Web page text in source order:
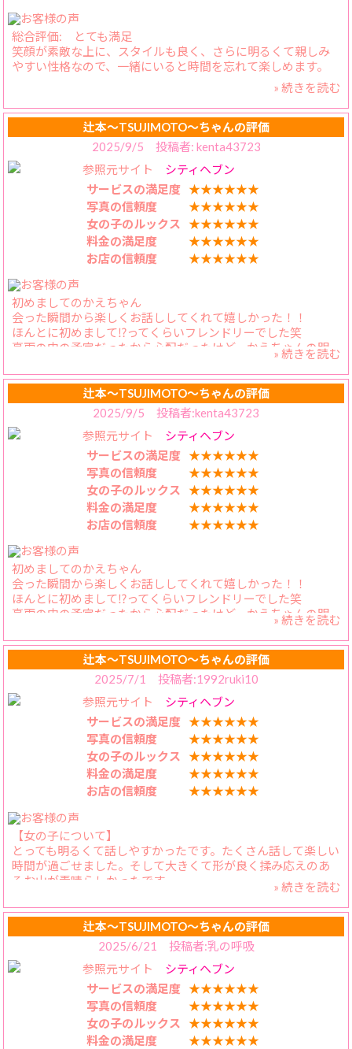
総合評価: とても満足
笑顔が素敵な上に、スタイルも良く、さらに明るくて親しみ
やすい性格なので、一緒にいると時間を忘れて楽しめます。
​加えてスタイルが良く、特に大きなおっぱいは目を引きま
す。色白で、清潔感があります。
性格: とても明るい性格で、愛嬌があります。誰とでもすぐ
に仲良くなれるので、初めて会う人でも安心して楽しめま
サービス: イチャイチャから本気モードへ移行すると別人
か？というぐらい濃厚なサービスがはじまります。
そのギャップにハマりそうです。
» 続きを読む
辻本〜TSUJIMOTO〜ちゃんの評価
2025/9/5 投稿者: kenta43723
参照元サイト シティヘブン
サービスの満足度
★★★★★★
写真の信頼度
★★★★★★
女の子のルックス
★★★★★★
料金の満足度
★★★★★★
お店の信頼度
★★★★★★
初めましてのかえちゃん
会った瞬間から楽しくお話ししてくれて嬉しかった！！
ほんとに初めまして⁉︎ってくらいフレンドリーでした笑
豪雨の中の予定だったから心配だったけど、かえちゃんの明
るさのおかげか来る時は雨も止んで濡れなかったみたいでよ
かったです！
少し前に到着してた僕は雨でずぶ濡れでしたが、そんな事も
明るく笑い飛ばしてくれる優しいかえちゃん！
他の皆さんの評判通りの明るさとナイスバディで終始笑って
楽しく気持ちよく過ごせました！
ムチムチボディも優しくも激しいキスもおすすめです！
声も笑顔も可愛いムチムチかえちゃん！また遊びにいきま
» 続きを読む
辻本〜TSUJIMOTO〜ちゃんの評価
2025/9/5 投稿者:kenta43723
参照元サイト シティヘブン
サービスの満足度
★★★★★★
写真の信頼度
★★★★★★
女の子のルックス
★★★★★★
料金の満足度
★★★★★★
お店の信頼度
★★★★★★
初めましてのかえちゃん
会った瞬間から楽しくお話ししてくれて嬉しかった！！
ほんとに初めまして⁉︎ってくらいフレンドリーでした笑
豪雨の中の予定だったから心配だったけど、かえちゃんの明
るさのおかげか来る時は雨も止んで濡れなかったみたいでよ
かったです！
少し前に到着してた僕は雨でずぶ濡れでしたが、そんな事も
明るく笑い飛ばしてくれる優しいかえちゃん！
他の皆さんの評判通りの明るさとナイスバディで終始笑って
楽しく気持ちよく過ごせました！
ムチムチボディも優しくも激しいキスもおすすめです！
声も笑顔も可愛いムチムチかえちゃん！また遊びにいきま
» 続きを読む
辻本〜TSUJIMOTO〜ちゃんの評価
2025/7/1 投稿者:1992ruki10
参照元サイト シティヘブン
サービスの満足度
★★★★★★
写真の信頼度
★★★★★★
女の子のルックス
★★★★★★
料金の満足度
★★★★★★
お店の信頼度
★★★★★★
【女の子について】
とっても明るくて話しやすかったです。たくさん話して楽しい
時間が過ごせました。そして大きくて形が良く揉み応えのあ
るお山が素晴らしかったです。
めっちゃお得！
【プレイ内容】
パ◯ズリでフィニッシュしたこと無かったのでお願いしまし
た。大きなお山でち◯こを程よい弾力で包み込んでのパ◯ズ
リは絶品でした。柔らかさと弾力、そして形。どれも素晴ら
しい正に美乳でした。
【スタッフの対応】
びっくりするくらい丁寧で感じが良かったです。
» 続きを読む
辻本〜TSUJIMOTO〜ちゃんの評価
2025/6/21 投稿者:乳の呼吸
参照元サイト シティヘブン
サービスの満足度
★★★★★★
写真の信頼度
★★★★★★
女の子のルックス
★★★★★★
料金の満足度
★★★★★★